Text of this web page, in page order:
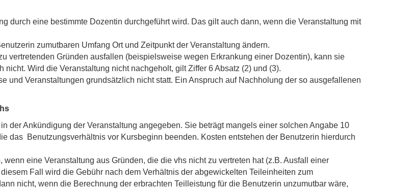
durch eine bestimmte Dozentin durchgeführt wird. Das gilt auch dann, wenn die Veranstaltung mit
zumutbaren Umfang Ort und Zeitpunkt der Veranstaltung ändern.
vertretenden Gründen ausfallen (beispielsweise wegen Erkrankung einer Dozentin), kann sie
Wird die Veranstaltung nicht nachgeholt, gilt Ziffer 6 Absatz (2) und (3).
und Veranstaltungen grundsätzlich nicht statt. Ein Anspruch auf Nachholung der so ausgefallenen
der Ankündigung der Veranstaltung angegeben. Sie beträgt mangels einer solchen Angabe 10
das Benutzungsverhältnis vor Kursbeginn beenden. Kosten entstehen der Benutzerin hierdurch
eine Veranstaltung aus Gründen, die die vhs nicht zu vertreten hat (z.B. Ausfall einer
Fall wird die Gebühr nach dem Verhältnis der abgewickelten Teileinheiten zum
nicht, wenn die Berechnung der erbrachten Teilleistung für die Benutzerin unzumutbar wäre,